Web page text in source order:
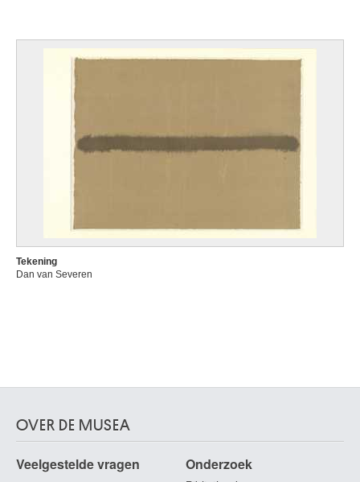
Tekening
Dan van Severen
OVER DE MUSEA
Veelgestelde vragen
Onderzoek